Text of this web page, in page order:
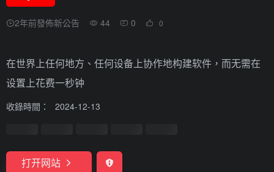
2年前發佈新公告 44 0 0
在世界上任何地方、任何设备上协作地构建软件，而无需在
设置上花费一秒钟
收錄時間： 2024-12-13
打开网站